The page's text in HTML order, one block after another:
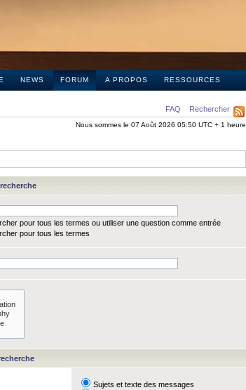
NEWS FORUM A PROPOS RESSOURCES
FAQ Rechercher
Nous sommes le 07 Août 2026 05:50 UTC + 1 heure
pour tous les termes ou utiliser une question comme entrée
pour tous les termes
Sujets et texte des messages